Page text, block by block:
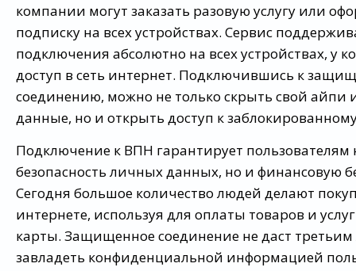
компании могут заказать разовую услугу или
подписку на всех устройствах. Сервис
подключения абсолютно на всех устройствах, у
доступ в сеть интернет. Подключившись к
соединению, можно не только скрыть свой айпи
данные, но и открыть доступ к
Подключение к ВПН гарантирует пользователям
безопасность личных данных, но и финансовую
Сегодня большое количество людей делают
интернете, используя для оплаты товаров и
карты. Защищенное соединение не даст
завладеть конфиденциальной информацией